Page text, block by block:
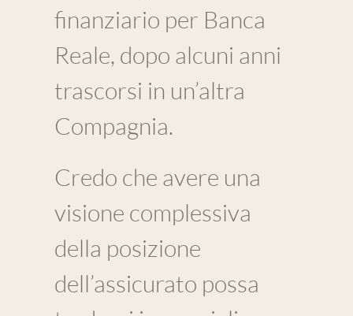
finanziario per Banca
Reale, dopo alcuni anni
trascorsi in un’altra
Compagnia.
Credo che avere una
visione complessiva
della posizione
dell’assicurato possa